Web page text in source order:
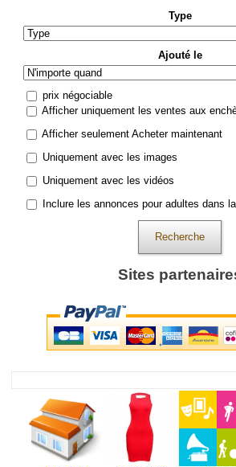
Type
Ajouté le
prix négociable
Afficher uniquement les ventes aux
Afficher seulement Acheter maintenant
Uniquement avec les images
Uniquement avec les vidéos
Inclure les annonces pour adultes dans
Recherche
Sites